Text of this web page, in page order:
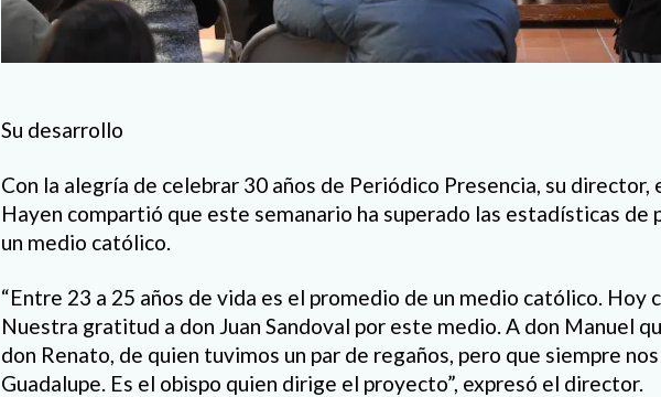
Su desarrollo
Con la alegría de celebrar 30 años de Periódico Presencia, su director,
Hayen compartió que este semanario ha superado las estadísticas de
un medio católico.
“Entre 23 a 25 años de vida es el promedio de un medio católico. Hoy
Nuestra gratitud a don Juan Sandoval por este medio. A don Manuel
don Renato, de quien tuvimos un par de regaños, pero que siempre
Guadalupe. Es el obispo quien dirige el proyecto”, expresó el director.